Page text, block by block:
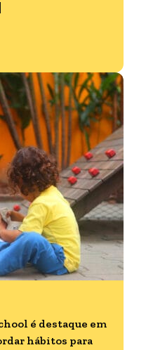
é destaque em
hábitos para